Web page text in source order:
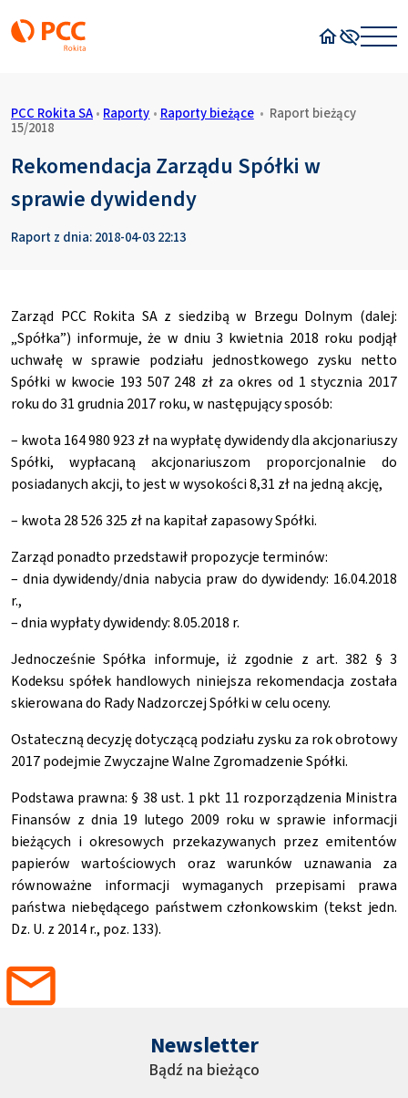
PCC Rokita SA • Raporty • Raporty bieżące • Raport bieżący
15/2018
Rekomendacja Zarządu Spółki w
sprawie dywidendy
Raport z dnia: 2018-04-03 22:13
Zarząd PCC Rokita SA z siedzibą w Brzegu Dolnym (dalej:
„Spółka”) informuje, że w dniu 3 kwietnia 2018 roku podjął
uchwałę w sprawie podziału jednostkowego zysku netto
Spółki w kwocie 193 507 248 zł za okres od 1 stycznia 2017
roku do 31 grudnia 2017 roku, w następujący sposób:
– kwota 164 980 923 zł na wypłatę dywidendy dla akcjonariuszy
Spółki, wypłacaną akcjonariuszom proporcjonalnie do
posiadanych akcji, to jest w wysokości 8,31 zł na jedną akcję,
– kwota 28 526 325 zł na kapitał zapasowy Spółki.
Zarząd ponadto przedstawił propozycje terminów:
– dnia dywidendy/dnia nabycia praw do dywidendy: 16.04.2018
r.,
– dnia wypłaty dywidendy: 8.05.2018 r.
Jednocześnie Spółka informuje, iż zgodnie z art. 382 § 3
Kodeksu spółek handlowych niniejsza rekomendacja została
skierowana do Rady Nadzorczej Spółki w celu oceny.
Ostateczną decyzję dotyczącą podziału zysku za rok obrotowy
2017 podejmie Zwyczajne Walne Zgromadzenie Spółki.
Podstawa prawna: § 38 ust. 1 pkt 11 rozporządzenia Ministra
Finansów z dnia 19 lutego 2009 roku w sprawie informacji
bieżących i okresowych przekazywanych przez emitentów
papierów wartościowych oraz warunków uznawania za
równoważne informacji wymaganych przepisami prawa
państwa niebędącego państwem członkowskim (tekst jedn.
Dz. U. z 2014 r., poz. 133).
Newsletter
Bądź na bieżąco